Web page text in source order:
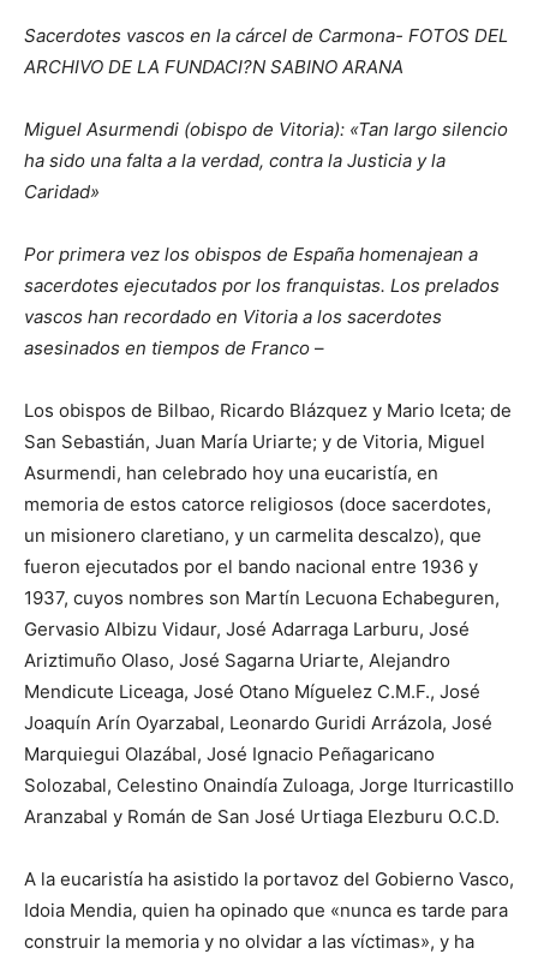
Sacerdotes vascos en la cárcel de Carmona- FOTOS DEL
ARCHIVO DE LA FUNDACI?N SABINO ARANA
Miguel Asurmendi (obispo de Vitoria): «Tan largo silencio
ha sido una falta a la verdad, contra la Justicia y la
Caridad»
Por primera vez los obispos de España homenajean a
sacerdotes ejecutados por los franquistas. Los prelados
vascos han recordado en Vitoria a los sacerdotes
asesinados en tiempos de Franco –
Los obispos de Bilbao, Ricardo Blázquez y Mario Iceta; de
San Sebastián, Juan María Uriarte; y de Vitoria, Miguel
Asurmendi, han celebrado hoy una eucaristía, en
memoria de estos catorce religiosos (doce sacerdotes,
un misionero claretiano, y un carmelita descalzo), que
fueron ejecutados por el bando nacional entre 1936 y
1937, cuyos nombres son Martín Lecuona Echabeguren,
Gervasio Albizu Vidaur, José Adarraga Larburu, José
Ariztimuño Olaso, José Sagarna Uriarte, Alejandro
Mendicute Liceaga, José Otano Míguelez C.M.F., José
Joaquín Arín Oyarzabal, Leonardo Guridi Arrázola, José
Marquiegui Olazábal, José Ignacio Peñagaricano
Solozabal, Celestino Onaindía Zuloaga, Jorge Iturricastillo
Aranzabal y Román de San José Urtiaga Elezburu O.C.D.
A la eucaristía ha asistido la portavoz del Gobierno Vasco,
Idoia Mendia, quien ha opinado que «nunca es tarde para
construir la memoria y no olvidar a las víctimas», y ha